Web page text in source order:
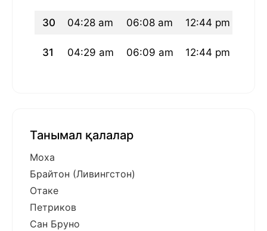
30 04:28 am 06:08 am 12:44 pm
31 04:29 am 06:09 am 12:44 pm
Танымал қалалар
Моха
Брайтон (Ливингстон)
Отаке
Петриков
Сан Бруно